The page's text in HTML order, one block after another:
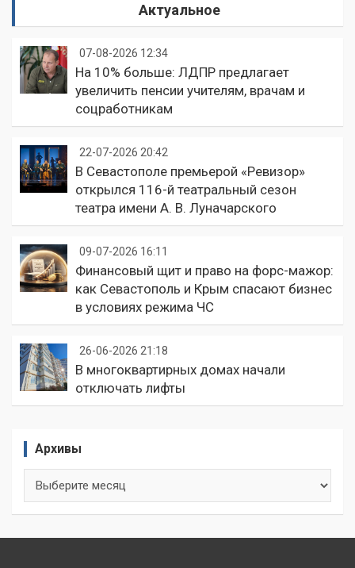
Актуальное
07-08-2026 12:34
На 10% больше: ЛДПР предлагает
увеличить пенсии учителям, врачам и
соцработникам
22-07-2026 20:42
В Севастополе премьерой «Ревизор»
открылся 116-й театральный сезон
театра имени А. В. Луначарского
09-07-2026 16:11
Финансовый щит и право на форс-мажор:
как Севастополь и Крым спасают бизнес
в условиях режима ЧС
26-06-2026 21:18
В многоквартирных домах начали
отключать лифты
Архивы